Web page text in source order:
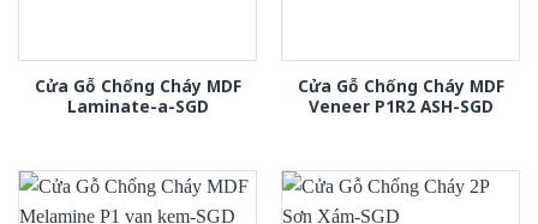
Cửa Gỗ Chống Cháy MDF
Laminate-a-SGD
Cửa Gỗ Chống Cháy MDF
Veneer P1R2 ASH-SGD